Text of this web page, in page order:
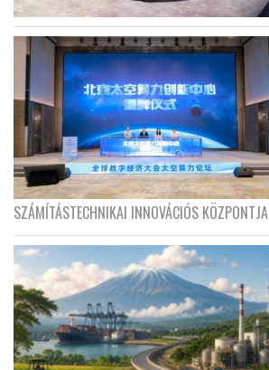
SZÁMÍTÁSTECHNIKAI INNOVÁCIÓS KÖZPONTJA